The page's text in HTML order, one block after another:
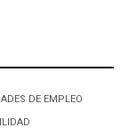
DE EMPLEO